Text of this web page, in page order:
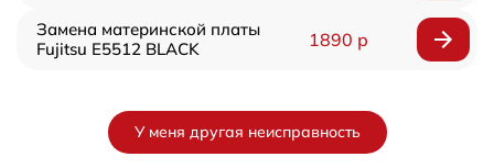
Замена материнской платы
Fujitsu E5512 BLACK
1890 р
У меня другая неисправность